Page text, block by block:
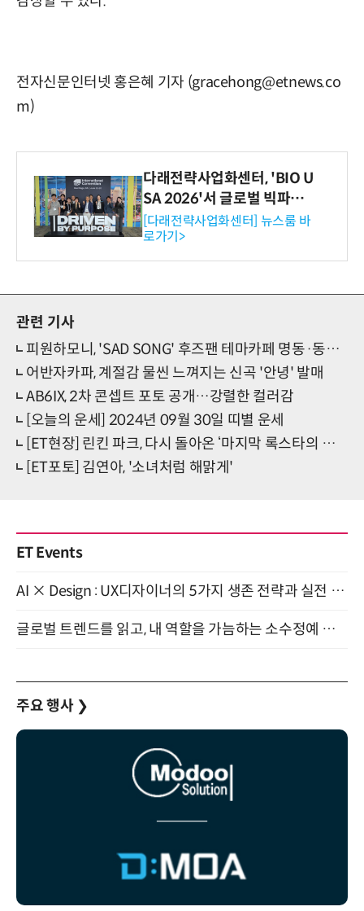
전자신문인터넷 홍은혜 기자 (gracehong@etnews.co
m)
다래전략사업화센터, 'BIO U
SA 2026'서 글로벌 빅파마
와의 비즈니스 미팅 지원…K
-바이오 해외 진출 교두보 확
보
[다래전략사업화센터] 뉴스룸 바
로가기>
관련 기사
피원하모니, 'SAD SONG' 후즈팬 테마카페 명동·동대문점 동시 오픈
어반자카파, 계절감 물씬 느껴지는 신곡 '안녕' 발매
AB6IX, 2차 콘셉트 포토 공개…강렬한 컬러감
[오늘의 운세] 2024년 09월 30일 띠별 운세
[ET현장] 린킨 파크, 다시 돌아온 ‘마지막 록스타의 축복’
[ET포토] 김연아, '소녀처럼 해맑게'
ET Events
AI × Design : UX디자이너의 5가지 생존 전략과 실전 대응 8월 28일 개최
글로벌 트렌드를 읽고, 내 역할을 가늠하는 소수정예 실습 워크숍 (8/28)
주요 행사 ❯